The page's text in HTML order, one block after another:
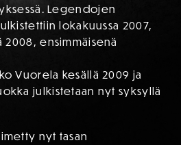
Legendojen
lokakuussa 2007,
ensimmäisenä
Vuorela kesällä 2009 ja
julkistetaan nyt syksyllä
nyt tasan